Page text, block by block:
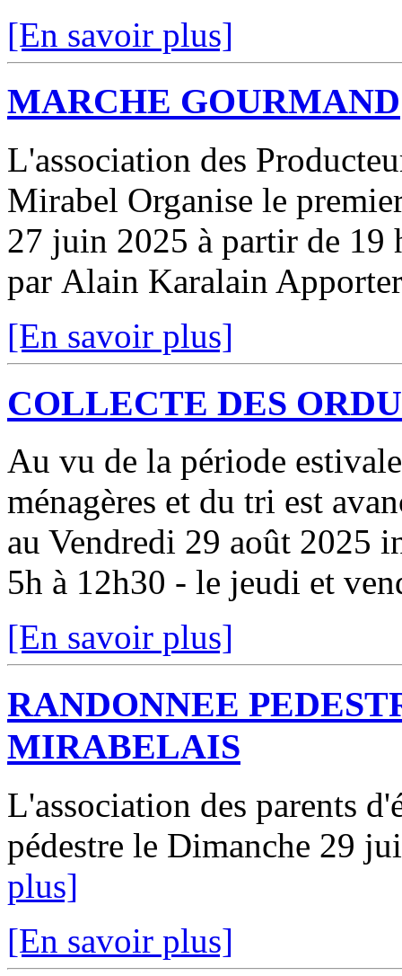
[En savoir plus]
MARCHE GOURMAND
L'association des
Mirabel Organise le
27 juin 2025 à partir de 19
par Alain Karalain
[En savoir plus]
COLLECTE DES
Au vu de la période
ménagères et du tri est
au Vendredi 29 août 2025
5h à 12h30 - le jeudi et
[En savoir plus]
RANDONNEE
MIRABELAIS
L'association des parents
pédestre le Dimanche 29
plus]
[En savoir plus]